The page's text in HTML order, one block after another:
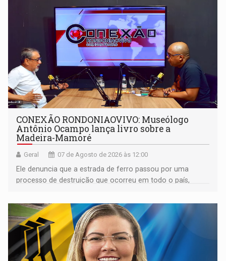
CONEXÃO RONDONIAOVIVO: Museólogo
Antônio Ocampo lança livro sobre a
Madeira-Mamoré
Geral 07 de Agosto de 2026 às 12:00
Ele denuncia que a estrada de ferro passou por uma
processo de destruição que ocorreu em todo o país,